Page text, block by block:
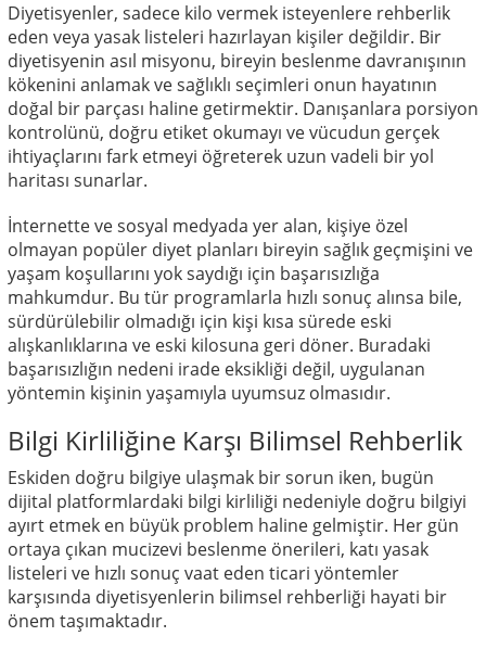
Diyetisyenler, sadece kilo vermek isteyenlere rehberlik
eden veya yasak listeleri hazırlayan kişiler değildir. Bir
diyetisyenin asıl misyonu, bireyin beslenme davranışının
kökenini anlamak ve sağlıklı seçimleri onun hayatının
doğal bir parçası haline getirmektir. Danışanlara porsiyon
kontrolünü, doğru etiket okumayı ve vücudun gerçek
ihtiyaçlarını fark etmeyi öğreterek uzun vadeli bir yol
haritası sunarlar.
İnternette ve sosyal medyada yer alan, kişiye özel
olmayan popüler diyet planları bireyin sağlık geçmişini ve
yaşam koşullarını yok saydığı için başarısızlığa
mahkumdur. Bu tür programlarla hızlı sonuç alınsa bile,
sürdürülebilir olmadığı için kişi kısa sürede eski
alışkanlıklarına ve eski kilosuna geri döner. Buradaki
başarısızlığın nedeni irade eksikliği değil, uygulanan
yöntemin kişinin yaşamıyla uyumsuz olmasıdır.
Bilgi Kirliliğine Karşı Bilimsel Rehberlik
Eskiden doğru bilgiye ulaşmak bir sorun iken, bugün
dijital platformlardaki bilgi kirliliği nedeniyle doğru bilgiyi
ayırt etmek en büyük problem haline gelmiştir. Her gün
ortaya çıkan mucizevi beslenme önerileri, katı yasak
listeleri ve hızlı sonuç vaat eden ticari yöntemler
karşısında diyetisyenlerin bilimsel rehberliği hayati bir
önem taşımaktadır.